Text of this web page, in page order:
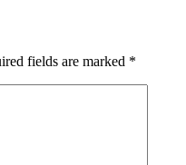
fields are marked *